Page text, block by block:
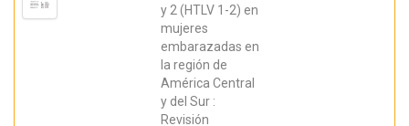
y 2 (HTLV 1-2) en
mujeres
embarazadas en
la región de
América Central
y del Sur :
Revisión